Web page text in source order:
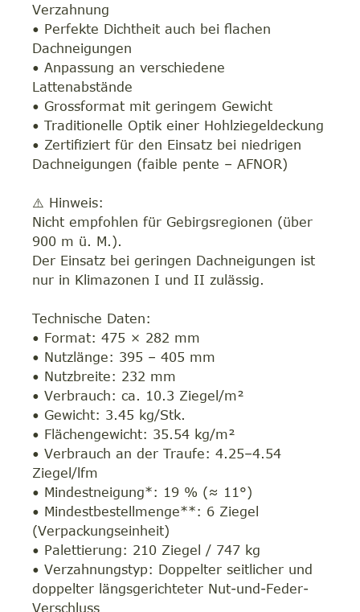
Verzahnung
• Perfekte Dichtheit auch bei flachen
Dachneigungen
• Anpassung an verschiedene
Lattenabstände
• Grossformat mit geringem Gewicht
• Traditionelle Optik einer Hohlziegeldeckung
• Zertifiziert für den Einsatz bei niedrigen
Dachneigungen (faible pente – AFNOR)
⚠️ Hinweis:
Nicht empfohlen für Gebirgsregionen (über
900 m ü. M.).
Der Einsatz bei geringen Dachneigungen ist
nur in Klimazonen I und II zulässig.
Technische Daten:
• Format: 475 × 282 mm
• Nutzlänge: 395 – 405 mm
• Nutzbreite: 232 mm
• Verbrauch: ca. 10.3 Ziegel/m²
• Gewicht: 3.45 kg/Stk.
• Flächengewicht: 35.54 kg/m²
• Verbrauch an der Traufe: 4.25–4.54
Ziegel/lfm
• Mindestneigung*: 19 % (≈ 11°)
• Mindestbestellmenge**: 6 Ziegel
(Verpackungseinheit)
• Palettierung: 210 Ziegel / 747 kg
• Verzahnungstyp: Doppelter seitlicher und
doppelter längsgerichteter Nut-und-Feder-
Verschluss